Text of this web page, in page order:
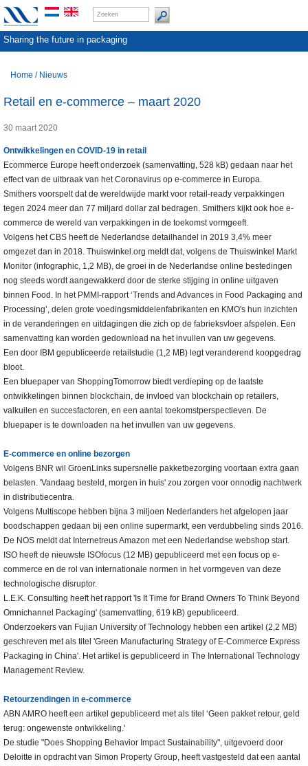
Sharing the future in packaging
Home / Nieuws
Retail en e-commerce – maart 2020
30 maart 2020
Ontwikkelingen en COVID-19 in retail
Ecommerce Europe heeft onderzoek (samenvatting, 528 kB) gedaan naar het
effect van de uitbraak van het Coronavirus op e-commerce in Europa.
Smithers voorspelt dat de wereldwijde markt voor retail-ready verpakkingen
tegen 2024 meer dan 77 miljard dollar zal bedragen. Smithers kijkt ook hoe e-
commerce de wereld van verpakkingen in de toekomst vormgeeft.
Volgens het CBS heeft de Nederlandse detailhandel in 2019 3,4% meer
omgezet dan in 2018. Thuiswinkel.org meldt dat, volgens de Thuiswinkel Markt
Monitor (infographic, 1,2 MB), de groei in de Nederlandse online bestedingen
nog steeds wordt aangewakkerd door de sterke stijging in online uitgaven
binnen Food. In het PMMI-rapport ‘Trends and Advances in Food Packaging and
Processing’, delen grote voedingsmiddelenfabrikanten en KMO's hun inzichten
in de veranderingen en uitdagingen die zich op de fabrieksvloer afspelen. Een
samenvatting kan worden gedownload na het invullen van uw gegevens.
Een door IBM gepubliceerde retailstudie (1,2 MB) legt veranderend koopgedrag
bloot.
Een bluepaper van ShoppingTomorrow biedt verdieping op de laatste
ontwikkelingen binnen blockchain, de invloed van blockchain op retailers,
valkuilen en succesfactoren, en een aantal toekomstperspectieven. De
bluepaper is te downloaden na het invullen van uw gegevens.
E-commerce en online bezorgen
Volgens BNR wil GroenLinks supersnelle pakketbezorging voortaan extra gaan
belasten. 'Vandaag besteld, morgen in huis' zou zorgen voor onnodig nachtwerk
in distributiecentra.
Volgens Multiscope hebben bijna 3 miljoen Nederlanders het afgelopen jaar
boodschappen gedaan bij een online supermarkt, een verdubbeling sinds 2016.
De NOS meldt dat Internetreus Amazon met een Nederlandse webshop start.
ISO heeft de nieuwste ISOfocus (12 MB) gepubliceerd met een focus op e-
commerce en de rol van internationale normen in het vormgeven van deze
technologische disruptor.
L.E.K. Consulting heeft het rapport 'Is It Time for Brand Owners To Think Beyond
Omnichannel Packaging' (samenvatting, 619 kB) gepubliceerd.
Onderzoekers van Fujian University of Technology hebben een artikel (2,2 MB)
geschreven met als titel 'Green Manufacturing Strategy of E-Commerce Express
Packaging in China'. Het artikel is gepubliceerd in The International Technology
Management Review.
Retourzendingen in e-commerce
ABN AMRO heeft een artikel gepubliceerd met als titel ‘Geen pakket retour, geld
terug: ongewenste ontwikkeling.’
De studie "Does Shopping Behavior Impact Sustainability", uitgevoerd door
Deloitte in opdracht van Simon Property Group, heeft vastgesteld dat een aantal